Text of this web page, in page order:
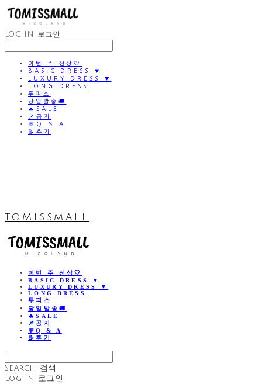
LOG IN 로그인
이번 주 신상🤍
BASIC DRESS ▼
LUXURY DRESS ▼
LONG DRESS
투피스
당일발송🚚
🔥SALE
📌공지
💬Q & A
📝후기
TOMISSMALL
이번 주 신상🤍
BASIC DRESS ▼
LUXURY DRESS ▼
LONG DRESS
투피스
당일발송🚚
🔥SALE
📌공지
💬Q & A
📝후기
Search 검색
Log In 로그인